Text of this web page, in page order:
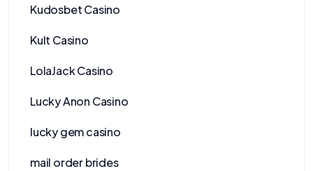
Kudosbet Casino
Kult Casino
LolaJack Casino
Lucky Anon Casino
lucky gem casino
mail order brides